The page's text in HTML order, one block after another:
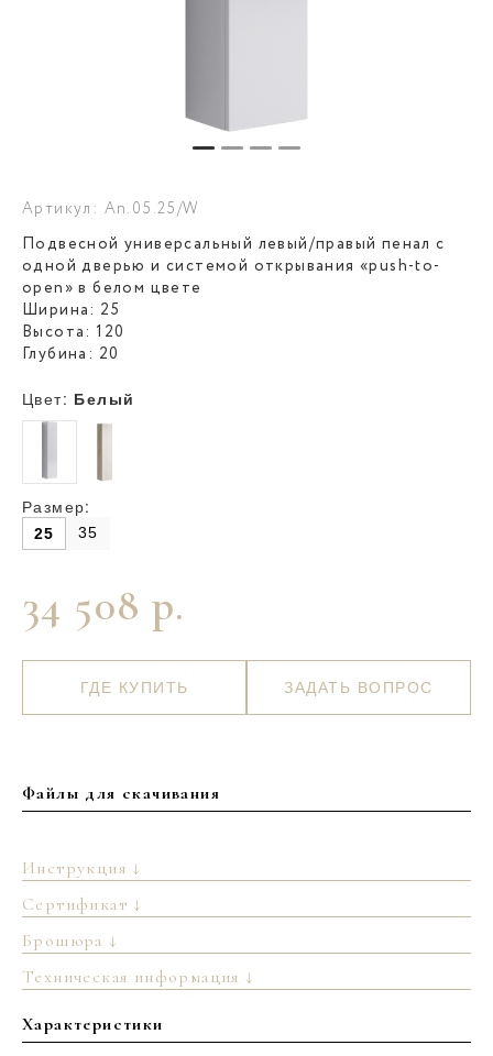
Артикул: An.05.25/W
34 508 р.
Подвесной универсальный левый/правый пенал с
одной дверью и системой открывания «push-to-
open» в белом цвете
Ширина: 25
Высота: 120
Глубина: 20
Цвет: Белый
Размер:
25 35
ГДЕ КУПИТЬ ЗАДАТЬ ВОПРОС
Файлы для скачивания
Инструкция ↓
Сертификат ↓
Брошюра ↓
Техническая информация ↓
Характеристики